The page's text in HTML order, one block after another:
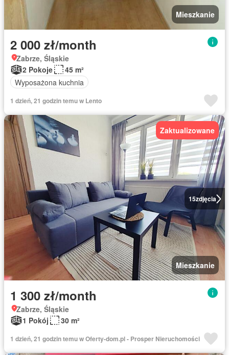
Mieszkanie
2 000 zł/month
Zabrze, Śląskie
2 Pokoje
45 m²
Wyposażona kuchnia
1 dzień, 21 godzin temu w Lento
15zdjęcia
Zaktualizowane
Mieszkanie
1 300 zł/month
Zabrze, Śląskie
1 Pokój
30 m²
1 dzień, 21 godzin temu w Oferty-dom.pl - Prosper Nieruchomości